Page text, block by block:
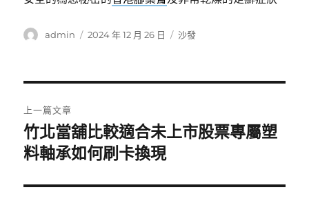
作
admin
發
2024 年 12 月 26 日
分
沙發
章
導
覽
上一篇文章
上
一
文
竹北當舖比較適合未上市股票專屬塑
料軸承如何刷卡換現